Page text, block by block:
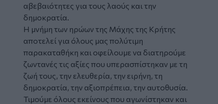
αβεβαιότητες για τους λαούς και την
δημοκρατία.
Η μνήμη των ηρώων της Μάχης της Κρήτης
αποτελεί για όλους μας πολύτιμη
παρακαταθήκη και οφείλουμε να διατηρούμε
ζωντανές τις αξίες που υπερασπίστηκαν με τη
ζωή τους, την ελευθερία, την ειρήνη, τη
δημοκρατία, την αξιοπρέπεια, την αυτοθυσία.
Τιμούμε όλους εκείνους που αγωνίστηκαν και